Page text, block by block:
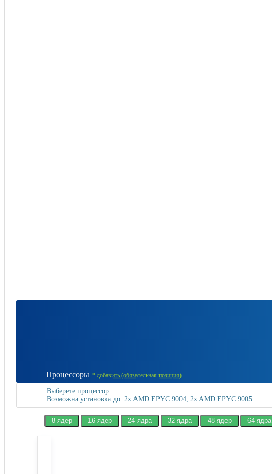
Процессоры * добавить (обязательная позиция)
Выберете процессор.
Возможна установка до: 2x AMD EPYC 9004, 2x AMD EPYC 9005
8 ядер 16 ядер 24 ядра 32 ядра 48 ядер 64 ядра